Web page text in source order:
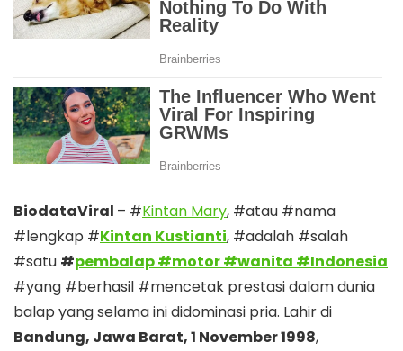
BiodataViral – #Kintan Mary, #atau #nama
#lengkap #Kintan Kustianti, #adalah #salah
#satu #pembalap #motor #wanita #Indonesia
#yang #berhasil #mencetak prestasi dalam dunia
balap yang selama ini didominasi pria. Lahir di
Bandung, Jawa Barat, 1 November 1998,